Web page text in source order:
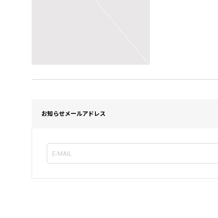
お知らせメールアドレス